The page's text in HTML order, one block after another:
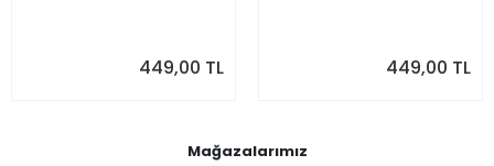
449,00 TL 449,00 TL
Mağazalarımız